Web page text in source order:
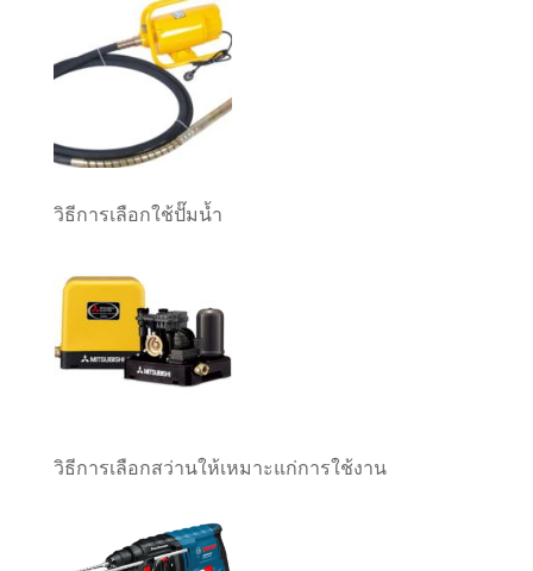
วิธีการเลือกใช้ปั๊มน้ำ
วิธีการเลือกสว่านให้เหมาะแก่การใช้งาน